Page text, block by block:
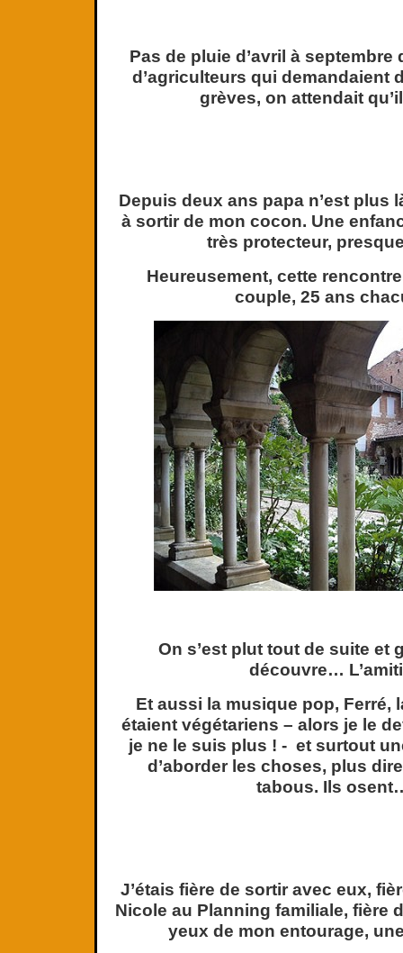
Pas de pluie d’avril à septembre
d’agriculteurs qui demandaient
grèves, on attendait
Depuis deux ans papa n’est plus
à sortir de mon cocon. Une
très protecteur,
Heureusement, cette
couple, 25 ans
On s’est plut tout de suite et
découvre…
Et aussi la musique pop, Ferré,
étaient végétariens – alors je le
je ne le suis plus ! - et surtout
d’aborder les choses, plus
tabous. Ils
J’étais fière de sortir avec eux,
Nicole au Planning familiale, fière
yeux de mon entourage,